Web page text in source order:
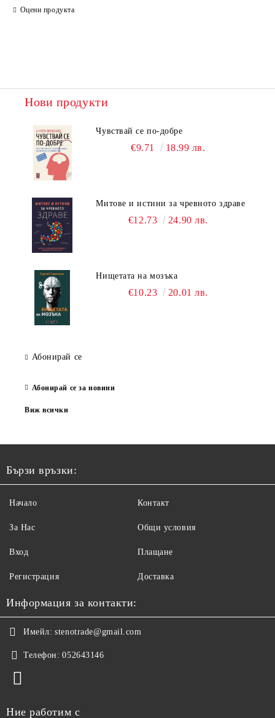
Оцени продукта
Нови продукти
Чувствай се по-добре
€9.71 18.99 лв.
Митове и истини за чревното здраве
€12.73 24.90 лв.
Нищетата на мозъка
€10.23 20.01 лв.
Абонирай се
Абонирай се за новини
Виж всички
Бързи връзки:
Начало
За Нас
Вход
Регистрация
Контакт
Общи условия
Плащане
Доставка
Информация за контакти:
Имейл: stenotrade@gmail.com
Телефон: 052643146
Ние работим с